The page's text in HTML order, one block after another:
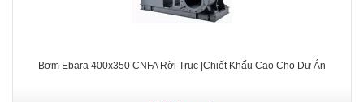
Bơm Ebara 400x350 CNFA Rời Trục |Chiết Khấu Cao Cho Dự Án